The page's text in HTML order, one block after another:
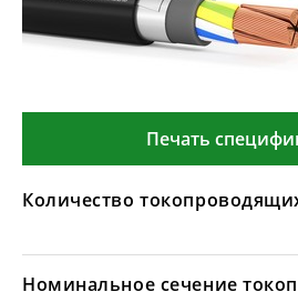
Печать
Количество
Номинальное сечение